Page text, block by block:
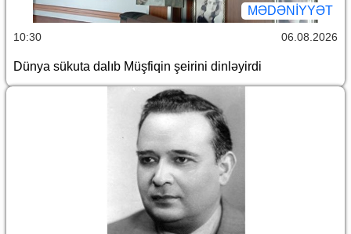
MƏDƏNIYYƏT
10:30 06.08.2026
Dünya sükuta dalıb Müşfiqin şeirini dinləyirdi